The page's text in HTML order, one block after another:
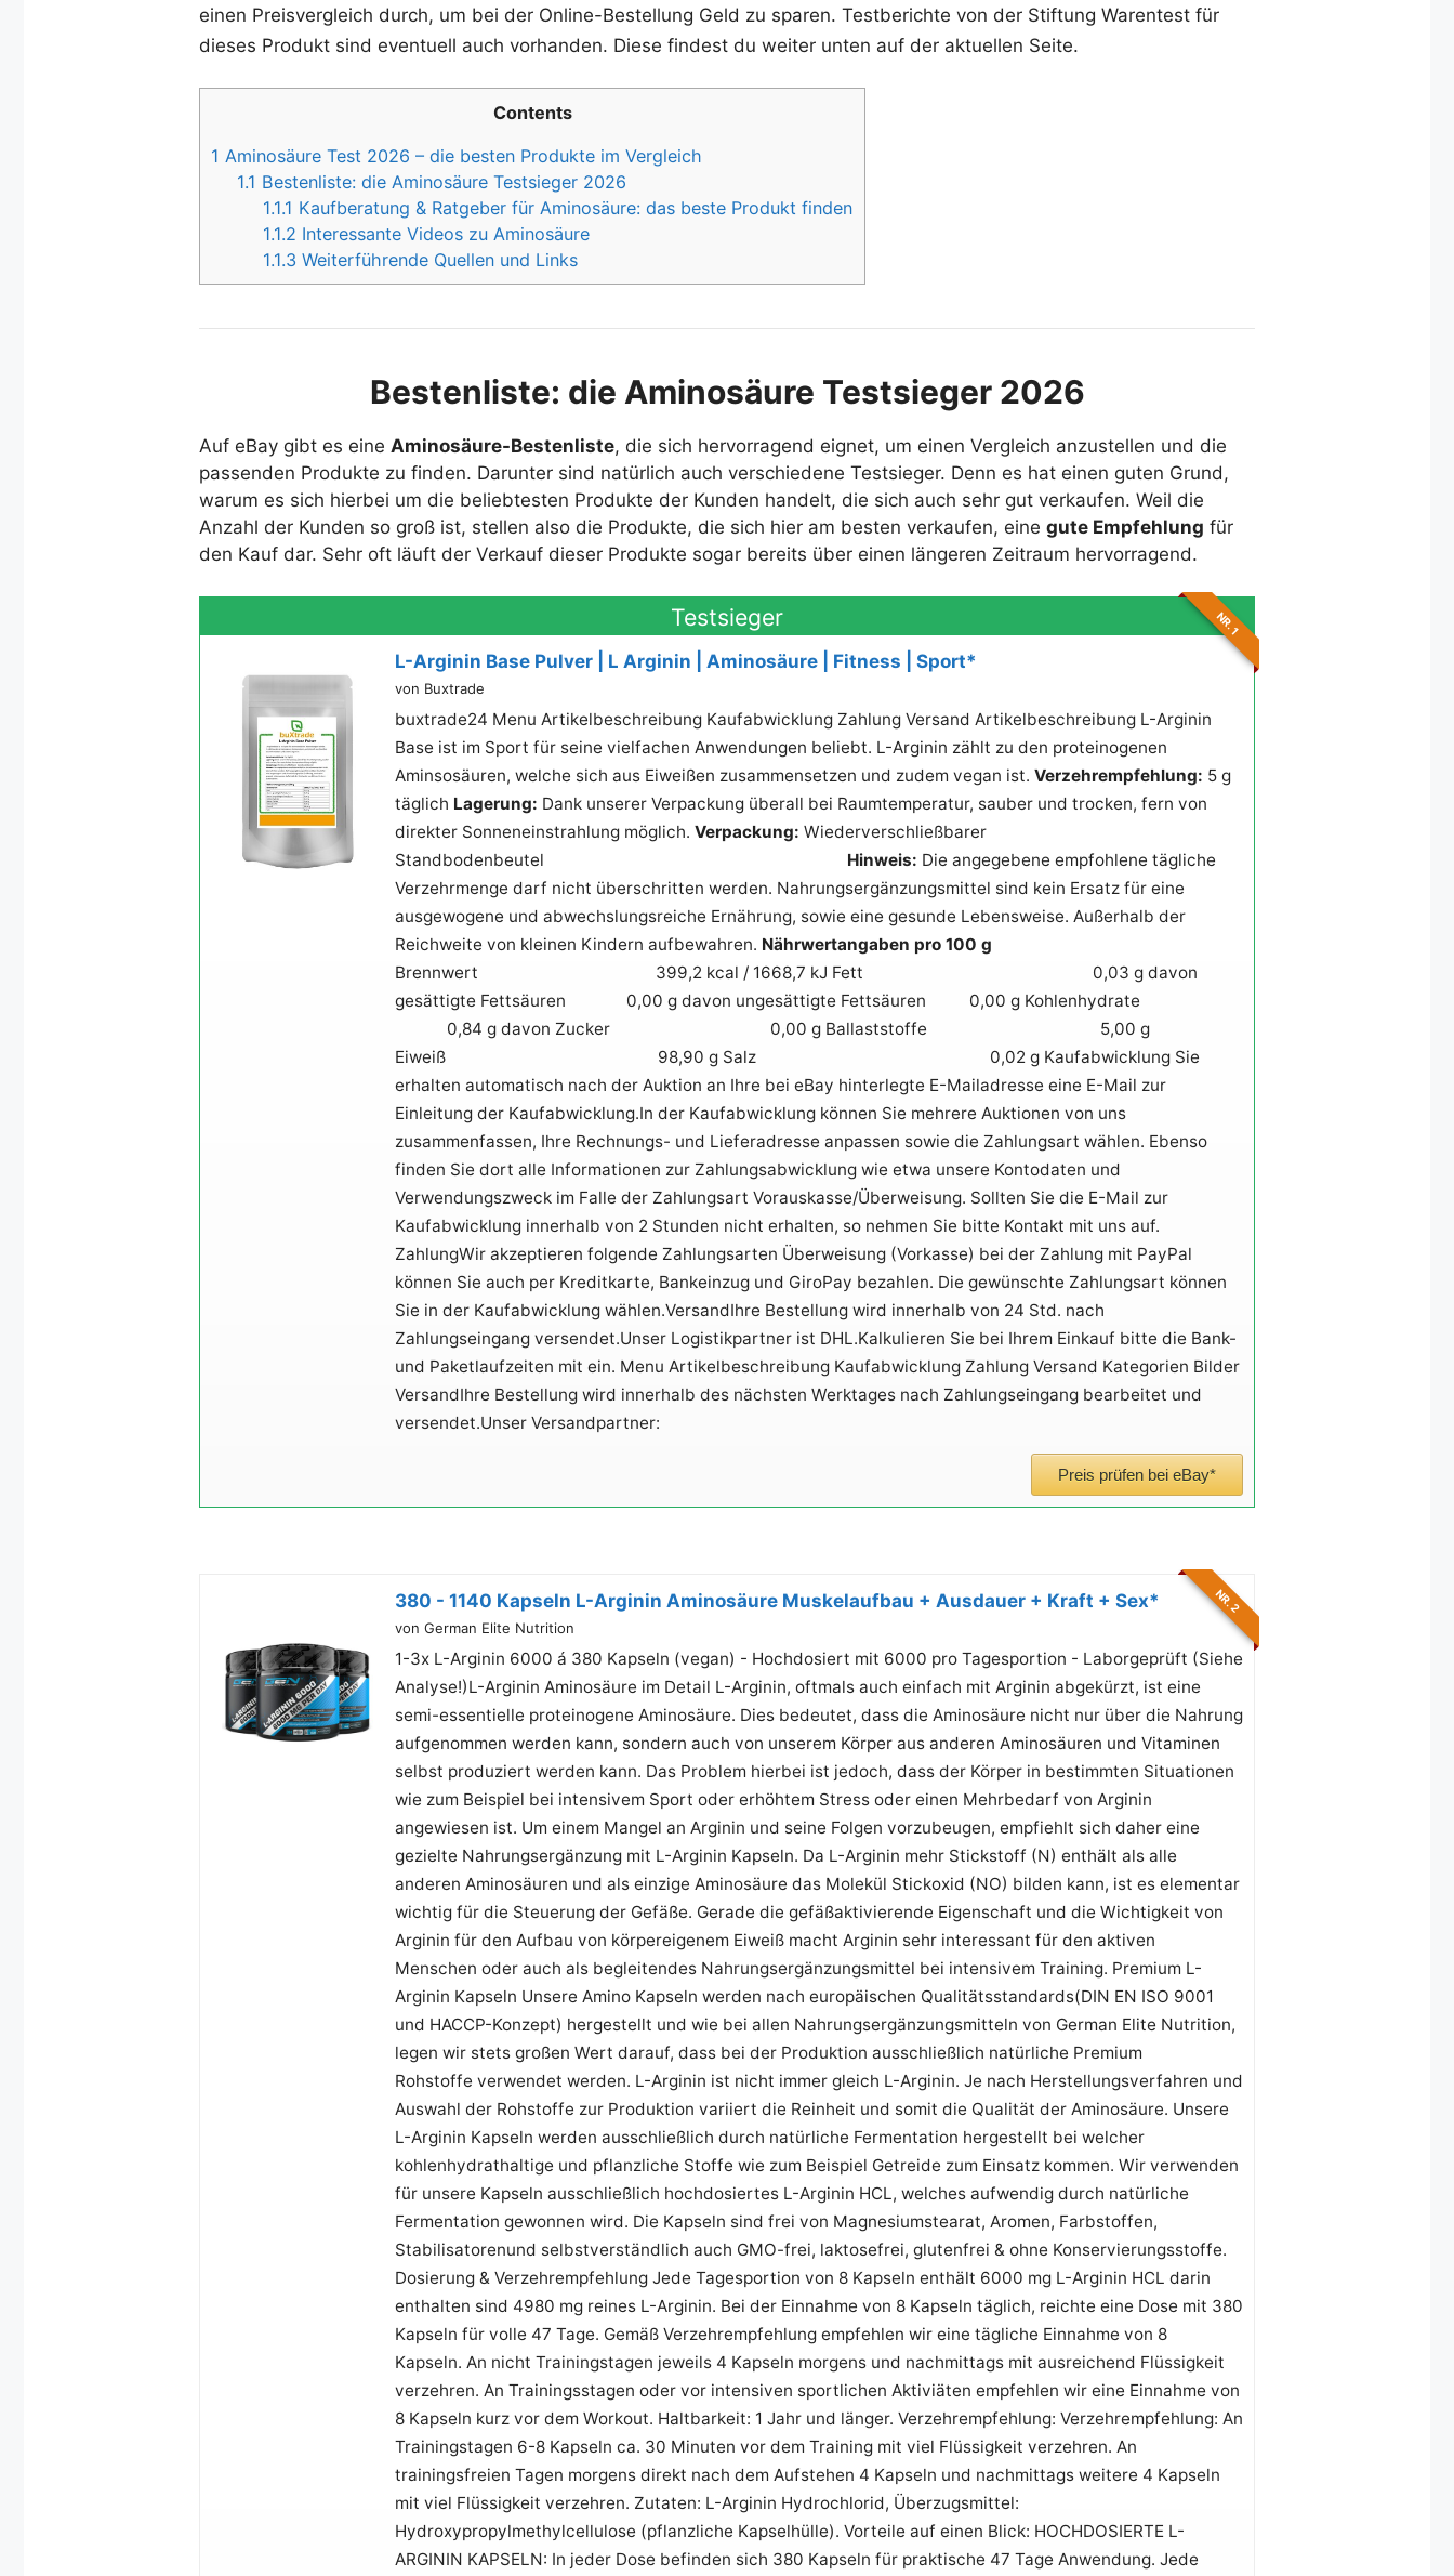
einen Preisvergleich durch, um bei der Online-Bestellung Geld zu sparen. Testberichte von der Stiftung Warentest für
dieses Produkt sind eventuell auch vorhanden. Diese findest du weiter unten auf der aktuellen Seite.
Contents
1 Aminosäure Test 2026 – die besten Produkte im Vergleich
1.1 Bestenliste: die Aminosäure Testsieger 2026
1.1.1 Kaufberatung & Ratgeber für Aminosäure: das beste Produkt finden
1.1.2 Interessante Videos zu Aminosäure
1.1.3 Weiterführende Quellen und Links
Bestenliste: die Aminosäure Testsieger 2026
Auf eBay gibt es eine Aminosäure-Bestenliste, die sich hervorragend eignet, um einen Vergleich anzustellen und die
passenden Produkte zu finden. Darunter sind natürlich auch verschiedene Testsieger. Denn es hat einen guten Grund,
warum es sich hierbei um die beliebtesten Produkte der Kunden handelt, die sich auch sehr gut verkaufen. Weil die
Anzahl der Kunden so groß ist, stellen also die Produkte, die sich hier am besten verkaufen, eine gute Empfehlung für
den Kauf dar. Sehr oft läuft der Verkauf dieser Produkte sogar bereits über einen längeren Zeitraum hervorragend.
Testsieger NR. 1
L-Arginin Base Pulver | L Arginin | Aminosäure | Fitness | Sport*
von Buxtrade
buxtrade24 Menu Artikelbeschreibung Kaufabwicklung Zahlung Versand Artikelbeschreibung L-Arginin
Base ist im Sport für seine vielfachen Anwendungen beliebt. L-Arginin zählt zu den proteinogenen
Aminsosäuren, welche sich aus Eiweißen zusammensetzen und zudem vegan ist. Verzehrempfehlung: 5 g
täglich Lagerung: Dank unserer Verpackung überall bei Raumtemperatur, sauber und trocken, fern von
direkter Sonneneinstrahlung möglich. Verpackung: Wiederverschließbarer
Standbodenbeutel
Hinweis: Die angegebene empfohlene tägliche
Verzehrmenge darf nicht überschritten werden. Nahrungsergänzungsmittel sind kein Ersatz für eine
ausgewogene und abwechslungsreiche Ernährung, sowie eine gesunde Lebensweise. Außerhalb der
Reichweite von kleinen Kindern aufbewahren. Nährwertangaben pro 100 g
Brennwert 399,2 kcal / 1668,7 kJ Fett 0,03 g davon
gesättigte Fettsäuren 0,00 g davon ungesättigte Fettsäuren 0,00 g Kohlenhydrate
0,84 g davon Zucker 0,00 g Ballaststoffe 5,00 g
Eiweiß 98,90 g Salz 0,02 g Kaufabwicklung Sie
erhalten automatisch nach der Auktion an Ihre bei eBay hinterlegte E-Mailadresse eine E-Mail zur
Einleitung der Kaufabwicklung.In der Kaufabwicklung können Sie mehrere Auktionen von uns
zusammenfassen, Ihre Rechnungs- und Lieferadresse anpassen sowie die Zahlungsart wählen. Ebenso
finden Sie dort alle Informationen zur Zahlungsabwicklung wie etwa unsere Kontodaten und
Verwendungszweck im Falle der Zahlungsart Vorauskasse/Überweisung. Sollten Sie die E-Mail zur
Kaufabwicklung innerhalb von 2 Stunden nicht erhalten, so nehmen Sie bitte Kontakt mit uns auf.
ZahlungWir akzeptieren folgende Zahlungsarten Überweisung (Vorkasse) bei der Zahlung mit PayPal
können Sie auch per Kreditkarte, Bankeinzug und GiroPay bezahlen. Die gewünschte Zahlungsart können
Sie in der Kaufabwicklung wählen.VersandIhre Bestellung wird innerhalb von 24 Std. nach
Zahlungseingang versendet.Unser Logistikpartner ist DHL.Kalkulieren Sie bei Ihrem Einkauf bitte die Bank-
und Paketlaufzeiten mit ein. Menu Artikelbeschreibung Kaufabwicklung Zahlung Versand Kategorien Bilder
VersandIhre Bestellung wird innerhalb des nächsten Werktages nach Zahlungseingang bearbeitet und
versendet.Unser Versandpartner:
Preis prüfen bei eBay*
NR. 2
380 - 1140 Kapseln L-Arginin Aminosäure Muskelaufbau + Ausdauer + Kraft + Sex*
von German Elite Nutrition
1-3x L-Arginin 6000 á 380 Kapseln (vegan) - Hochdosiert mit 6000 pro Tagesportion - Laborgeprüft (Siehe
Analyse!)L-Arginin Aminosäure im Detail L-Arginin, oftmals auch einfach mit Arginin abgekürzt, ist eine
semi-essentielle proteinogene Aminosäure. Dies bedeutet, dass die Aminosäure nicht nur über die Nahrung
aufgenommen werden kann, sondern auch von unserem Körper aus anderen Aminosäuren und Vitaminen
selbst produziert werden kann. Das Problem hierbei ist jedoch, dass der Körper in bestimmten Situationen
wie zum Beispiel bei intensivem Sport oder erhöhtem Stress oder einen Mehrbedarf von Arginin
angewiesen ist. Um einem Mangel an Arginin und seine Folgen vorzubeugen, empfiehlt sich daher eine
gezielte Nahrungsergänzung mit L-Arginin Kapseln. Da L-Arginin mehr Stickstoff (N) enthält als alle
anderen Aminosäuren und als einzige Aminosäure das Molekül Stickoxid (NO) bilden kann, ist es elementar
wichtig für die Steuerung der Gefäße. Gerade die gefäßaktivierende Eigenschaft und die Wichtigkeit von
Arginin für den Aufbau von körpereigenem Eiweiß macht Arginin sehr interessant für den aktiven
Menschen oder auch als begleitendes Nahrungsergänzungsmittel bei intensivem Training. Premium L-
Arginin Kapseln Unsere Amino Kapseln werden nach europäischen Qualitätsstandards(DIN EN ISO 9001
und HACCP-Konzept) hergestellt und wie bei allen Nahrungsergänzungsmitteln von German Elite Nutrition,
legen wir stets großen Wert darauf, dass bei der Produktion ausschließlich natürliche Premium
Rohstoffe verwendet werden. L-Arginin ist nicht immer gleich L-Arginin. Je nach Herstellungsverfahren und
Auswahl der Rohstoffe zur Produktion variiert die Reinheit und somit die Qualität der Aminosäure. Unsere
L-Arginin Kapseln werden ausschließlich durch natürliche Fermentation hergestellt bei welcher
kohlenhydrathaltige und pflanzliche Stoffe wie zum Beispiel Getreide zum Einsatz kommen. Wir verwenden
für unsere Kapseln ausschließlich hochdosiertes L-Arginin HCL, welches aufwendig durch natürliche
Fermentation gewonnen wird. Die Kapseln sind frei von Magnesiumstearat, Aromen, Farbstoffen,
Stabilisatorenund selbstverständlich auch GMO-frei, laktosefrei, glutenfrei & ohne Konservierungsstoffe.
Dosierung & Verzehrempfehlung Jede Tagesportion von 8 Kapseln enthält 6000 mg L-Arginin HCL darin
enthalten sind 4980 mg reines L-Arginin. Bei der Einnahme von 8 Kapseln täglich, reichte eine Dose mit 380
Kapseln für volle 47 Tage. Gemäß Verzehrempfehlung empfehlen wir eine tägliche Einnahme von 8
Kapseln. An nicht Trainingstagen jeweils 4 Kapseln morgens und nachmittags mit ausreichend Flüssigkeit
verzehren. An Trainingsstagen oder vor intensiven sportlichen Aktiviäten empfehlen wir eine Einnahme von
8 Kapseln kurz vor dem Workout. Haltbarkeit: 1 Jahr und länger. Verzehrempfehlung: Verzehrempfehlung: An
Trainingstagen 6-8 Kapseln ca. 30 Minuten vor dem Training mit viel Flüssigkeit verzehren. An
trainingsfreien Tagen morgens direkt nach dem Aufstehen 4 Kapseln und nachmittags weitere 4 Kapseln
mit viel Flüssigkeit verzehren. Zutaten: L-Arginin Hydrochlorid, Überzugsmittel:
Hydroxypropylmethylcellulose (pflanzliche Kapselhülle). Vorteile auf einen Blick: HOCHDOSIERTE L-
ARGININ KAPSELN: In jeder Dose befinden sich 380 Kapseln für praktische 47 Tage Anwendung. Jede